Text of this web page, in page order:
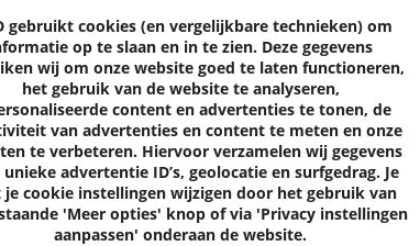
gebruikt cookies (en vergelijkbare technieken) om
op te slaan en in te zien. Deze gegevens
wij om onze website goed te laten functioneren,
het gebruik van de website te analyseren,
content en advertenties te tonen, de
van advertenties en content te meten en onze
te verbeteren. Hiervoor verzamelen wij gegevens
unieke advertentie ID’s, geolocatie en surfgedrag. Je
cookie instellingen wijzigen door het gebruik van
'Meer opties' knop of via 'Privacy instellingen
aanpassen' onderaan de website.